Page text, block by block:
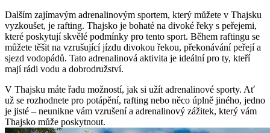
Dalším zajímavým adrenalinovým sportem, který můžete v Thajsku
vyzkoušet, je rafting. Thajsko je bohaté na divoké řeky s peřejemi,
které poskytují skvělé podmínky pro tento sport. Během raftingu se
můžete těšit na vzrušující jízdu divokou řekou, překonávání peřejí a
sjezd vodopádů. Tato adrenalinová aktivita je ideální pro ty, kteří
mají rádi vodu a dobrodružství.
V Thajsku máte řadu možností, jak si užít adrenalinové sporty. Ať
už se rozhodnete pro potápění, rafting nebo něco úplně jiného, jedno
je jisté – neunikne vám vzrušení a adrenalinový zážitek, který vám
Thajsko může poskytnout.